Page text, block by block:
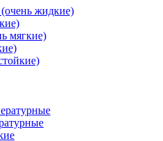
жидкие)
мягкие)